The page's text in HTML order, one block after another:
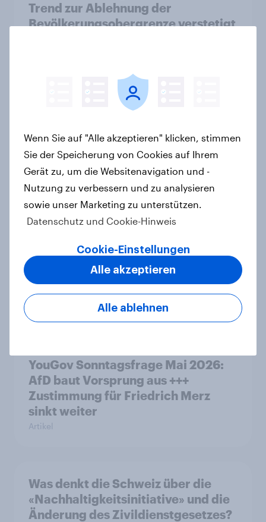
Trend zur Ablehnung der
Bevölkerungsobergrenze verstetigt
Einwanderungsbegrenzung –
Zivildienstgesetz ohne klare
Mehrheit, Zweifel an Notwendigkeit
der Vorlagen steigen
Artikel
Ökostromer: Offenheit für „grüne
Zukunft“ trifft auf starke
Preissensibilität
YouGov Sonntagsfrage Mai 2026:
AfD baut Vorsprung aus +++
Zustimmung für Friedrich Merz
sinkt weiter
Artikel
Was denkt die Schweiz über die
«Nachhaltigkeitsinitiative» und die
Änderung des Zivildienstgesetzes?
Wenn Sie auf "Alle akzeptieren" klicken, stimmen
Sie der Speicherung von Cookies auf Ihrem
Gerät zu, um die Websitenavigation und -
Nutzung zu verbessern und zu analysieren
sowie unser Marketing zu unterstützen.
Datenschutz und Cookie-Hinweis
Cookie-Einstellungen
Alle ablehnen
Alle akzeptieren